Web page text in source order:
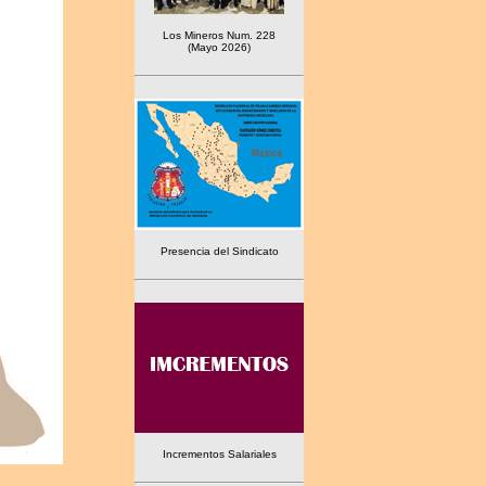
Los Mineros Num. 228
(Mayo 2026)
Presencia del Sindicato
Incrementos Salariales